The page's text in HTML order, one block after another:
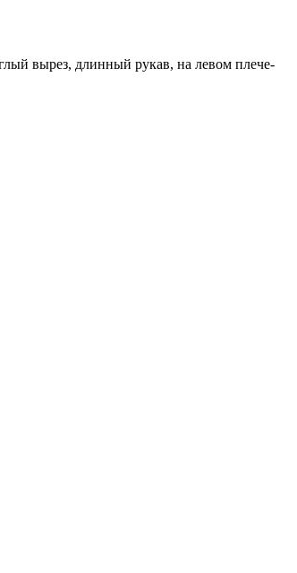
вырез, длинный рукав, на левом плече-